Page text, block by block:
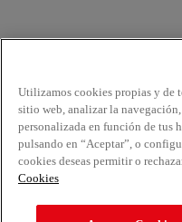
Utilizamos cookies propias y de
sitio web, analizar la
personalizada en función de tus
pulsando en “Aceptar”, o
cookies deseas permitir o
Cookies